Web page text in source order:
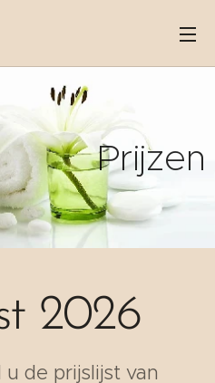
Prijzen
2026
de prijslijst van